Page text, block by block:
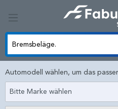
Automodell wählen, um das
Bitte Marke wählen